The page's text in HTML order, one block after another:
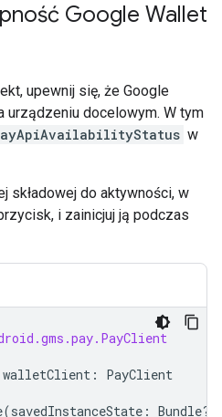
Google Wallet
upewnij się, że Google
urządzeniu docelowym. W tym
w
składowej do aktywności, w
i zainicjuj ją podczas
walletClient : PayClient
(savedInstanceState : Bundle?